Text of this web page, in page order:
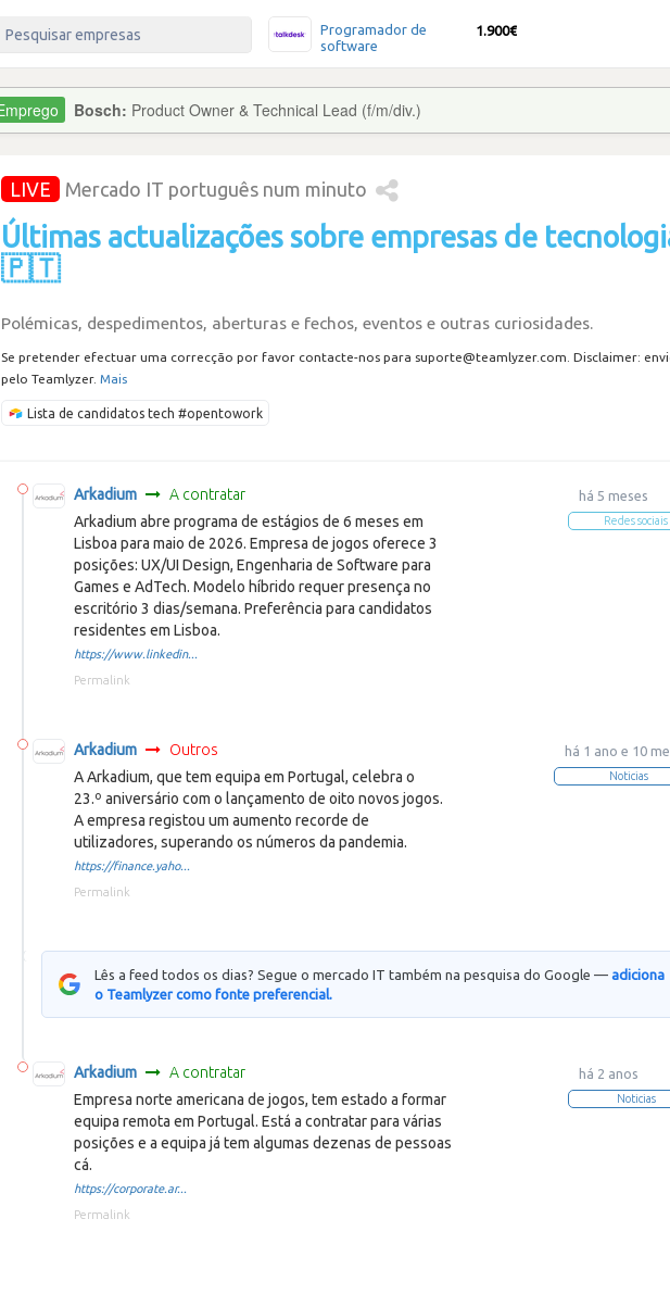
Programador de
software
1.900€
Bosch: Product Owner & Technical Lead (f/m/div.)
LIVE Mercado IT português num minuto
Últimas actualizações sobre empresas de
🇵🇹
Polémicas, despedimentos, aberturas e fechos, eventos e outras curiosidades.
Se pretender efectuar uma correcção por favor contacte-nos para suporte@teamlyzer.com. Disclaimer:
pelo Teamlyzer. Mais
Lista de candidatos tech #opentowork
há 5 meses
Redes sociais
Arkadium
A contratar
Arkadium abre programa de estágios de 6 meses em
Lisboa para maio de 2026. Empresa de jogos oferece 3
posições: UX/UI Design, Engenharia de Software para
Games e AdTech. Modelo híbrido requer presença no
escritório 3 dias/semana. Preferência para candidatos
residentes em Lisboa.
https://www.linkedin...
Permalink
há 1 ano e 10
Noticias
Arkadium
Outros
A Arkadium, que tem equipa em Portugal, celebra o
23.º aniversário com o lançamento de oito novos jogos.
A empresa registou um aumento recorde de
utilizadores, superando os números da pandemia.
https://finance.yaho...
Permalink
Lês a feed todos os dias? Segue o mercado IT também na pesquisa do Google — adiciona
o Teamlyzer como fonte preferencial.
há 2 anos
Noticias
Arkadium
A contratar
Empresa norte americana de jogos, tem estado a formar
equipa remota em Portugal. Está a contratar para várias
posições e a equipa já tem algumas dezenas de pessoas
cá.
https://corporate.ar...
Permalink